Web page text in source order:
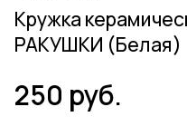
Кружка
РАКУШКИ (Белая)
250 руб.